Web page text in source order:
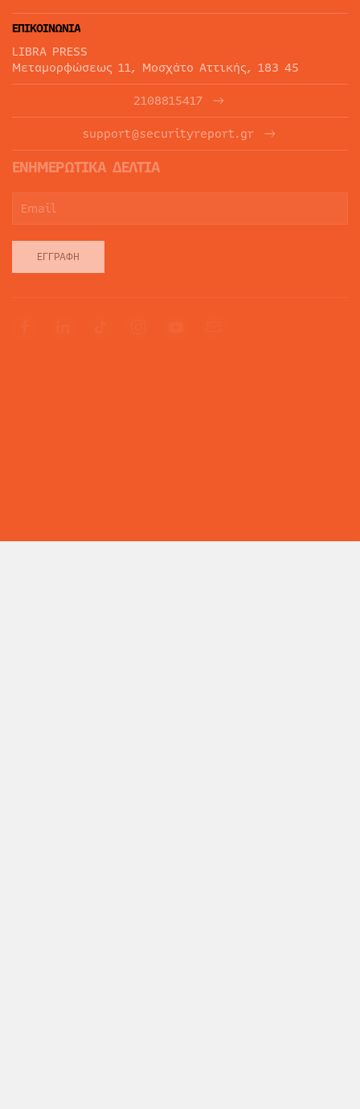
ΕΠΙΚΟΙΝΩΝΙΑ
LIBRA PRESS
Μεταμορφώσεως 11, Μοσχάτο Αττικής, 183 45
2108815417
support@securityreport.gr
ΕΝΗΜΕΡΩΤΙΚΑ ΔΕΛΤΙΑ
ΕΓΓΡΑΦΉ